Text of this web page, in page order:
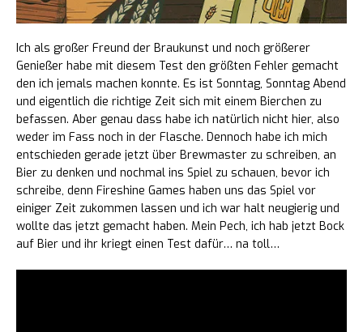
Ich als großer Freund der Braukunst und noch größerer
Genießer habe mit diesem Test den größten Fehler gemacht
den ich jemals machen konnte. Es ist Sonntag, Sonntag Abend
und eigentlich die richtige Zeit sich mit einem Bierchen zu
befassen. Aber genau dass habe ich natürlich nicht hier, also
weder im Fass noch in der Flasche. Dennoch habe ich mich
entschieden gerade jetzt über Brewmaster zu schreiben, an
Bier zu denken und nochmal ins Spiel zu schauen, bevor ich
schreibe, denn Fireshine Games haben uns das Spiel vor
einiger Zeit zukommen lassen und ich war halt neugierig und
wollte das jetzt gemacht haben. Mein Pech, ich hab jetzt Bock
auf Bier und ihr kriegt einen Test dafür… na toll…